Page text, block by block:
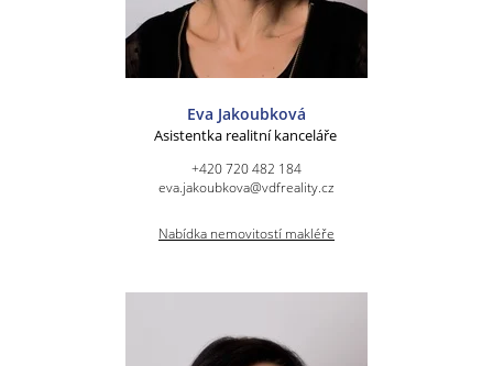
Eva Jakoubková
Asistentka realitní kanceláře
+420 720 482 184
eva.jakoubkova@vdfreality.cz
Nabídka nemovitostí makléře